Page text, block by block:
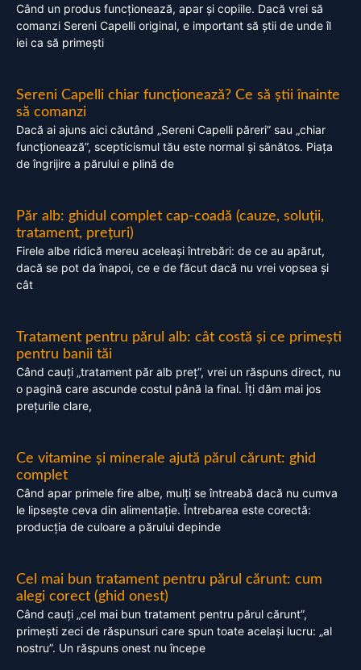
Când un produs funcționează, apar și copiile. Dacă vrei să
comanzi Sereni Capelli original, e important să știi de unde îl
iei ca să primești
Sereni Capelli chiar funcționează? Ce să știi înainte
să comanzi
Dacă ai ajuns aici căutând „Sereni Capelli păreri” sau „chiar
funcționează”, scepticismul tău este normal și sănătos. Piața
de îngrijire a părului e plină de
Păr alb: ghidul complet cap-coadă (cauze, soluții,
tratament, prețuri)
Firele albe ridică mereu aceleași întrebări: de ce au apărut,
dacă se pot da înapoi, ce e de făcut dacă nu vrei vopsea și
cât
Tratament pentru părul alb: cât costă și ce primești
pentru banii tăi
Când cauți „tratament păr alb preț”, vrei un răspuns direct, nu
o pagină care ascunde costul până la final. Îți dăm mai jos
prețurile clare,
Ce vitamine și minerale ajută părul cărunt: ghid
complet
Când apar primele fire albe, mulți se întreabă dacă nu cumva
le lipsește ceva din alimentație. Întrebarea este corectă:
producția de culoare a părului depinde
Cel mai bun tratament pentru părul cărunt: cum
alegi corect (ghid onest)
Când cauți „cel mai bun tratament pentru părul cărunt”,
primești zeci de răspunsuri care spun toate același lucru: „al
nostru”. Un răspuns onest nu începe